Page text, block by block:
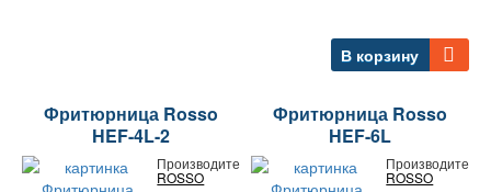
В корзину
Фритюрница Rosso
HEF-4L-2
Производитель:
ROSSO
Фритюрница Rosso
HEF-6L
Производитель:
ROSSO